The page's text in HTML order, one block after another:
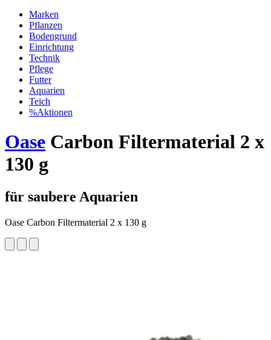
Marken
Pflanzen
Bodengrund
Einrichtung
Technik
Pflege
Futter
Aquarien
Teich
%Aktionen
Oase Carbon Filtermaterial 2 x
130 g
für saubere Aquarien
Oase Carbon Filtermaterial 2 x 130 g